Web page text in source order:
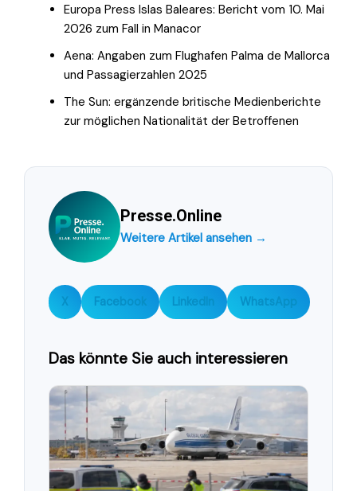
Europa Press Islas Baleares: Bericht vom 10. Mai
2026 zum Fall in Manacor
Aena: Angaben zum Flughafen Palma de Mallorca
und Passagierzahlen 2025
The Sun: ergänzende britische Medienberichte
zur möglichen Nationalität der Betroffenen
Presse.Online
Weitere Artikel ansehen →
X Facebook LinkedIn WhatsApp
Das könnte Sie auch interessieren